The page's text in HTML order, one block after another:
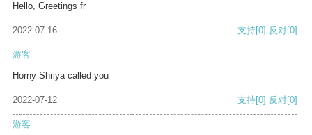
Hello, Greetings fr
2022-07-16 支持[0] 反对[0]
游客
Horny Shriya called you
2022-07-12 支持[0] 反对[0]
游客